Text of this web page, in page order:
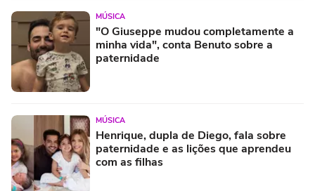
MÚSICA
"O Giuseppe mudou completamente a
minha vida", conta Benuto sobre a
paternidade
MÚSICA
Henrique, dupla de Diego, fala sobre
paternidade e as lições que aprendeu
com as filhas